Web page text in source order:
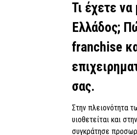
Τι έχετε
Ελλάδος;
franchise
σας.
Στην πλειονότητα
υιοθετείται και
συγκράτησε